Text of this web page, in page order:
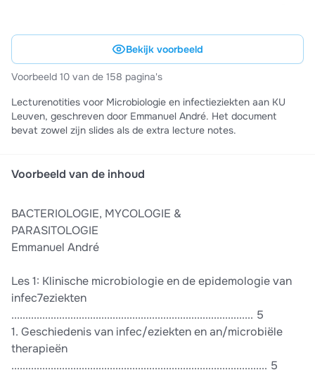
Bekijk voorbeeld
Voorbeeld 10 van de 158 pagina's
Lecturenotities voor Microbiologie en infectieziekten aan KU
Leuven, geschreven door Emmanuel André. Het document
bevat zowel zijn slides als de extra lecture notes.
Voorbeeld van de inhoud
BACTERIOLOGIE, MYCOLOGIE &
PARASITOLOGIE
Emmanuel André
Les 1: Klinische microbiologie en de epidemologie van
infec7eziekten
...................................................................................... 5
1. Geschiedenis van infec/eziekten en an/microbiële
therapieën
........................................................................................... 5